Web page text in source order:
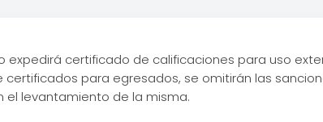
expedirá certificado de calificaciones para uso
para egresados, se omitirán las
el levantamiento de la misma.